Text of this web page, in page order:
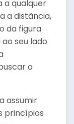
a qualquer
a distância,
da figura
seu lado
o
assumir
princípios